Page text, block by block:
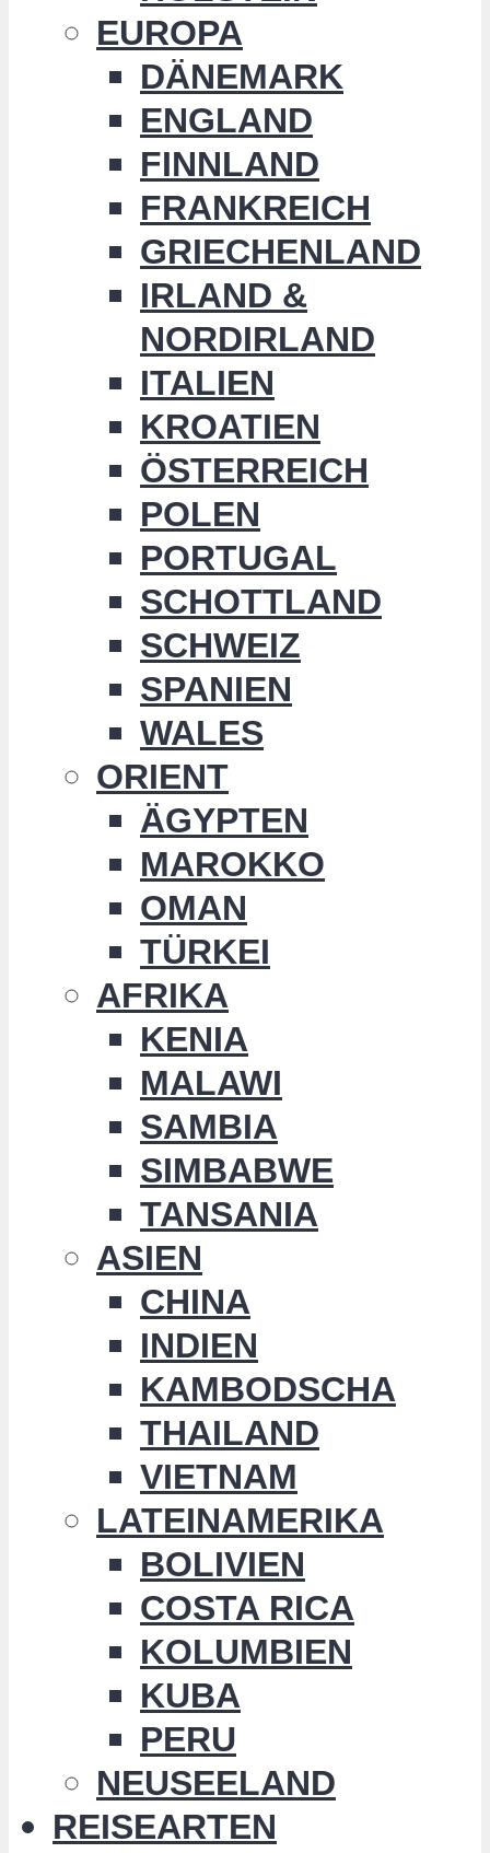
EUROPA
DÄNEMARK
ENGLAND
FINNLAND
FRANKREICH
GRIECHENLAND
IRLAND &
NORDIRLAND
ITALIEN
KROATIEN
ÖSTERREICH
POLEN
PORTUGAL
SCHOTTLAND
SCHWEIZ
SPANIEN
WALES
ORIENT
ÄGYPTEN
MAROKKO
OMAN
TÜRKEI
AFRIKA
KENIA
MALAWI
SAMBIA
SIMBABWE
TANSANIA
ASIEN
CHINA
INDIEN
KAMBODSCHA
THAILAND
VIETNAM
LATEINAMERIKA
BOLIVIEN
COSTA RICA
KOLUMBIEN
KUBA
PERU
NEUSEELAND
REISEARTEN